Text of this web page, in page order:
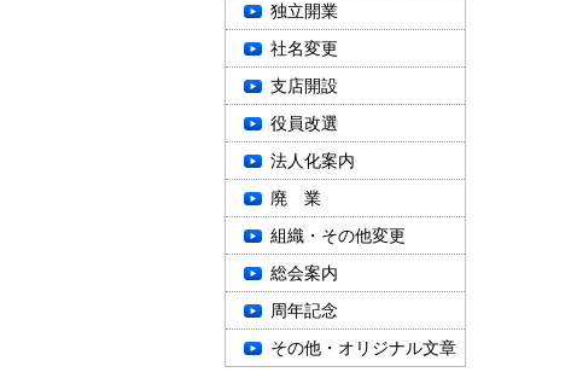
独立開業
社名変更
支店開設
役員改選
法人化案内
廃 業
組織・その他変更
総会案内
周年記念
その他・オリジナル文章